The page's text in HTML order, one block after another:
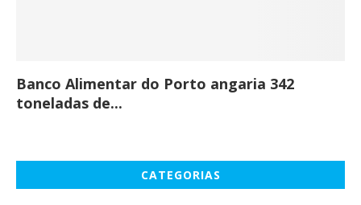
Banco Alimentar do Porto angaria 342
toneladas de...
CATEGORIAS